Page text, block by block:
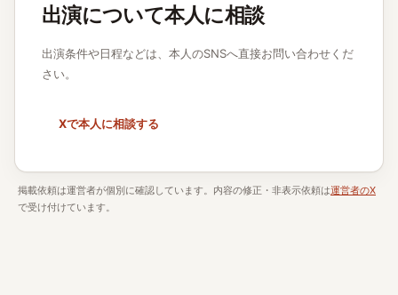
出演について本人に相談
出演条件や日程などは、本人のSNSへ直接お問い合わせくだ
さい。
Xで本人に相談する
掲載依頼は運営者が個別に確認しています。内容の修正・非表示依頼は運営者のX
で受け付けています。